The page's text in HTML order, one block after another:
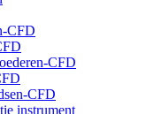
CFD
CFD
CFD
instrument